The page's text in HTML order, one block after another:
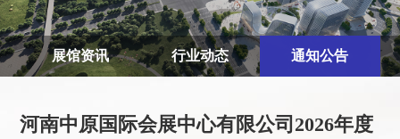
展馆资讯 行业动态 通知公告
河南中原国际会展中心有限公司2026年度